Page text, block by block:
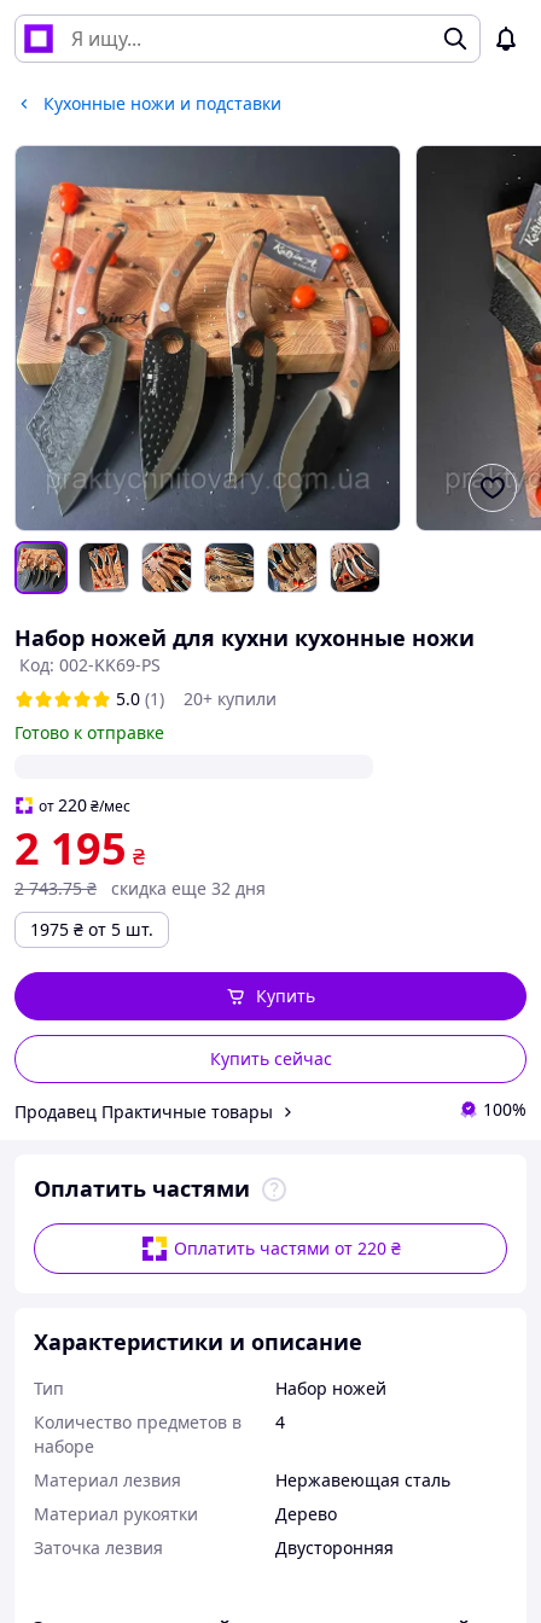
Кухонные ножи и подставки
Набор ножей для кухни кухонные ножи
Код: 002-KK69-PS
5.0 (1)
20+ купили
Готово к отправке
от220₴/мес
2 195 ₴
2 743.75 ₴
скидка еще 32 дня
1975 ₴ от 5 шт.
Купить сейчас
Купить
Продавец Практичные товары 100%
Оплатить частями
Оплатить частями от 220 ₴
Характеристики и описание
Тип
Набор ножей
Количество предметов в
наборе
4
Материал лезвия
Нержавеющая сталь
Материал рукоятки
Дерево
Заточка лезвия
Двусторонняя